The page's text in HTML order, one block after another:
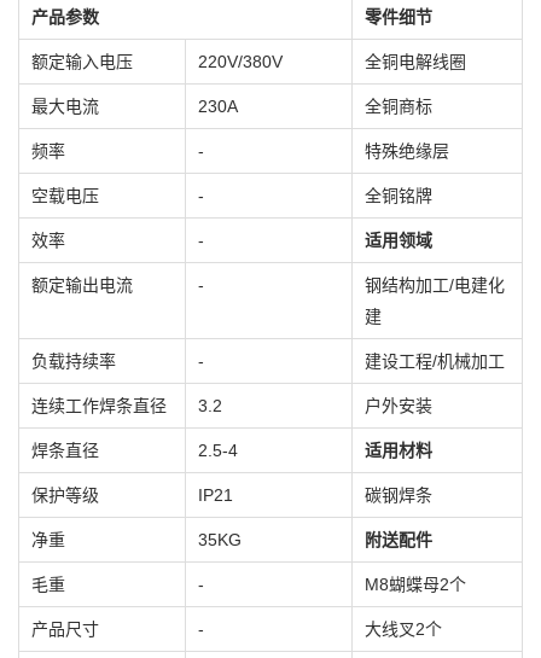
产品参数 零件细节
额定输入电压 220V/380V 全铜电解线圈
最大电流 230A 全铜商标
频率 - 特殊绝缘层
空载电压 - 全铜铭牌
效率 - 适用领域
额定输出电流 -
钢结构加工/电建化
建
负载持续率 - 建设工程/机械加工
连续工作焊条直径 3.2 户外安装
焊条直径 2.5-4 适用材料
保护等级 IP21 碳钢焊条
净重 35KG 附送配件
毛重 - M8蝴蝶母2个
产品尺寸 - 大线叉2个